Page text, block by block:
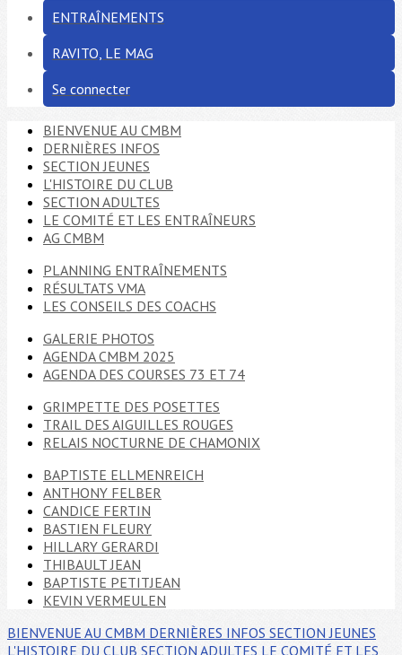
ENTRAÎNEMENTS
RAVITO, LE MAG
Se connecter
BIENVENUE AU CMBM
DERNIÈRES INFOS
SECTION JEUNES
L'HISTOIRE DU CLUB
SECTION ADULTES
LE COMITÉ ET LES ENTRAÎNEURS
AG CMBM
PLANNING ENTRAÎNEMENTS
RÉSULTATS VMA
LES CONSEILS DES COACHS
GALERIE PHOTOS
AGENDA CMBM 2025
AGENDA DES COURSES 73 ET 74
GRIMPETTE DES POSETTES
TRAIL DES AIGUILLES ROUGES
RELAIS NOCTURNE DE CHAMONIX
BAPTISTE ELLMENREICH
ANTHONY FELBER
CANDICE FERTIN
BASTIEN FLEURY
HILLARY GERARDI
THIBAULT JEAN
BAPTISTE PETITJEAN
KEVIN VERMEULEN
BIENVENUE AU CMBM DERNIÈRES INFOS SECTION JEUNES
L'HISTOIRE DU CLUB SECTION ADULTES LE COMITÉ ET LES